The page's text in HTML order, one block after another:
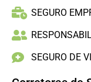
SEGURO
SEGURO DE